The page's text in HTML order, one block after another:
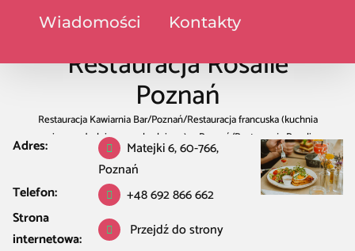
Wiadomości Kontakty
Restauracja Rosalie
Poznań
Restauracja Kawiarnia Bar/Poznań/Restauracja francuska (kuchnia
regionu południowo-zachodniego) w Poznań /Restauracja Rosalie
Poznań
Adres:
Matejki 6, 60-766,
Poznań
Telefon:
+48 692 866 662
Strona
internetowa:
Przejdź do strony